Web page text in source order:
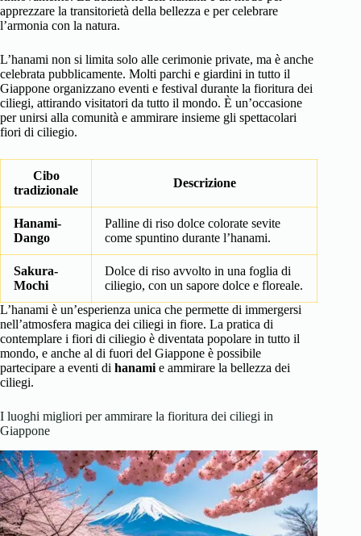
apprezzare la transitorietà della bellezza e per celebrare
l’armonia con la natura.
L’hanami non si limita solo alle cerimonie private, ma è anche
celebrata pubblicamente. Molti parchi e giardini in tutto il
Giappone organizzano eventi e festival durante la fioritura dei
ciliegi, attirando visitatori da tutto il mondo. È un’occasione
per unirsi alla comunità e ammirare insieme gli spettacolari
fiori di ciliegio.
Cibo
tradizionale
Descrizione
Hanami-
Dango
Palline di riso dolce colorate sevite
come spuntino durante l’hanami.
Sakura-
Mochi
Dolce di riso avvolto in una foglia di
ciliegio, con un sapore dolce e floreale.
L’hanami è un’esperienza unica che permette di immergersi
nell’atmosfera magica dei ciliegi in fiore. La pratica di
contemplare i fiori di ciliegio è diventata popolare in tutto il
mondo, e anche al di fuori del Giappone è possibile
partecipare a eventi di hanami e ammirare la bellezza dei
ciliegi.
I luoghi migliori per ammirare la fioritura dei ciliegi in
Giappone